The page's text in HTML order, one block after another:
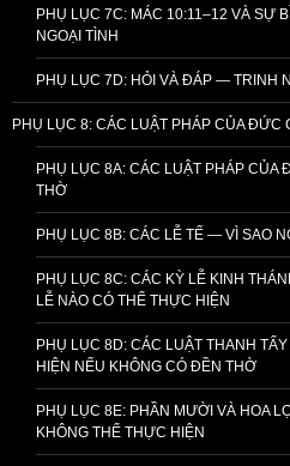
PHỤ LỤC 7C: MÁC 10:11–12 VÀ SỰ
NGOẠI TÌNH
PHỤ LỤC 7D: HỎI VÀ ĐÁP — TRINH
PHỤ LỤC 8: CÁC LUẬT PHÁP CỦA ĐỨC
PHỤ LỤC 8A: CÁC LUẬT PHÁP CỦA
THỜ
PHỤ LỤC 8B: CÁC LỄ TẾ — VÌ SAO
PHỤ LỤC 8C: CÁC KỲ LỄ KINH
LỄ NÀO CÓ THỂ THỰC HIỆN
PHỤ LỤC 8D: CÁC LUẬT THANH
HIỆN NẾU KHÔNG CÓ ĐỀN THỜ
PHỤ LỤC 8E: PHẦN MƯỜI VÀ HOA
KHÔNG THỂ THỰC HIỆN